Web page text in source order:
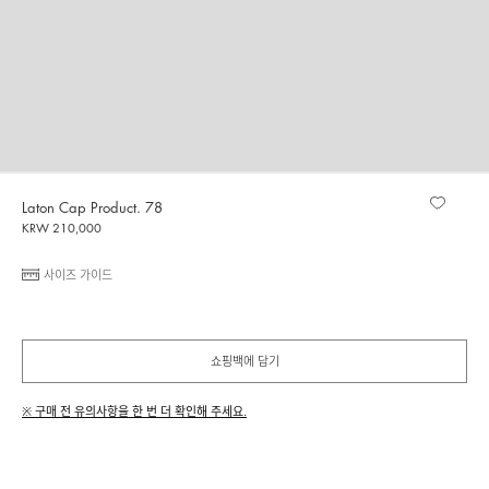
Laton Cap Product. 78
KRW 210,000
사이즈 가이드
쇼핑백에 담기
※ 구매 전 유의사항을 한 번 더 확인해 주세요.